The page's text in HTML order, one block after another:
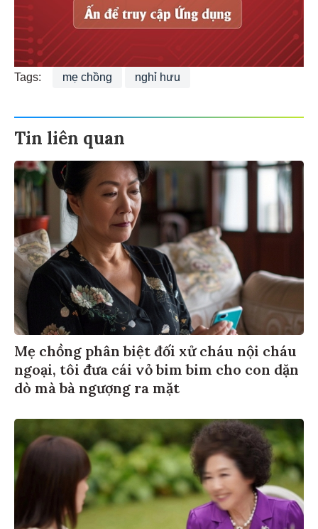
Tags: mẹ chồng nghỉ hưu
Tin liên quan
Mẹ chồng phân biệt đối xử cháu nội cháu
ngoại, tôi đưa cái vỏ bim bim cho con dặn
dò mà bà ngượng ra mặt